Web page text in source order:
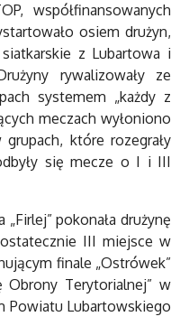
współfinansowanych
osiem drużyn,
z Lubartowa i
rywalizowały ze
systemem „każdy z
meczach wyłoniono
które rozegrały
się mecze o I i III
pokonała drużynę
III miejsce w
finale „Ostrówek”
Obrony Terytorialnej” w
Powiatu Lubartowskiego